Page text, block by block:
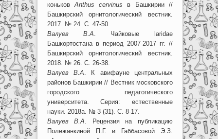
коньковAnthus cervinus в Башкирии //
Башкирский орнитологический вестник.
2017. № 24. С. 47-50.
Валуев В.А. Чайковые laridae
Башкортостана в период 2007-2017 гг. //
Башкирский орнитологический вестник.
2018. № 26. С. 26-38.
Валуев В.А. К авифауне центральных
районов Башкирии // Вестник московского
городского педагогического
университета. Серия: естественные
науки. 2018а. № 3 (31). С. 8-17.
Валуев В.А. Рецензия на публикацию
Полежанкиной П.Г. и Габбасовой Э.З.